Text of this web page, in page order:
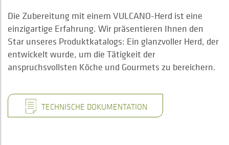
Die Zubereitung mit einem VULCANO-Herd ist eine
einzigartige Erfahrung. Wir präsentieren Ihnen den
Star unseres Produktkatalogs: Ein glanzvoller Herd, der
entwickelt wurde, um die Tätigkeit der
anspruchsvollsten Köche und Gourmets zu bereichern.
TECHNISCHE DOKUMENTATION